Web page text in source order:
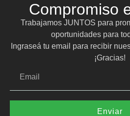
Compromiso
Trabajamos JUNTOS para
oportunidades para
Ingraseá tu email para recibir
¡Gracias!
Enviar